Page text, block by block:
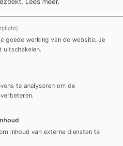
inclusief
digitale
ARTIKELS
goede werking van de website. Je
uitschakelen.
te analyseren om de
inhoud van externe diensten te